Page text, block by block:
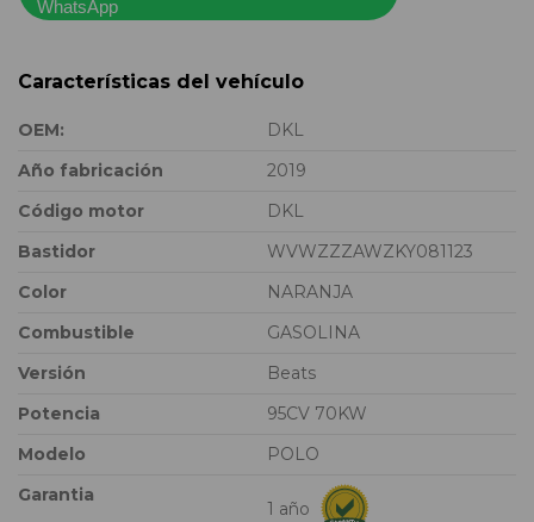
Características del vehículo
OEM:
DKL
Año fabricación
2019
Código motor
DKL
Bastidor
WVWZZZAWZKY081123
Color
NARANJA
Combustible
GASOLINA
Versión
Beats
Potencia
95CV 70KW
Modelo
POLO
Garantia
1 año